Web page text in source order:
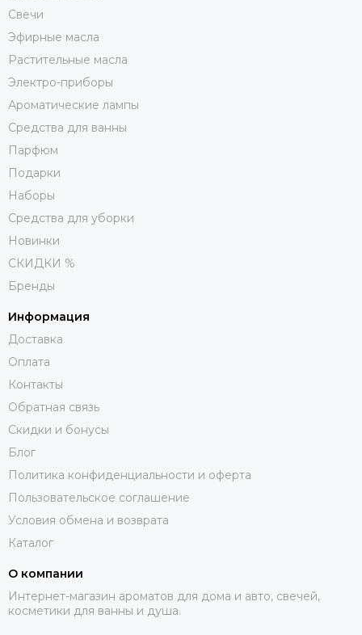
Свечи
Эфирные масла
Растительные масла
Электро-приборы
Ароматические лампы
Средства для ванны
Парфюм
Подарки
Наборы
Средства для уборки
Новинки
СКИДКИ %
Бренды
Информация
Доставка
Оплата
Контакты
Обратная связь
Скидки и бонусы
Блог
Политика конфиденциальности и оферта
Пользовательское соглашение
Условия обмена и возврата
Каталог
О компании
Интернет-магазин ароматов для дома и авто, свечей,
косметики для ванны и душа.